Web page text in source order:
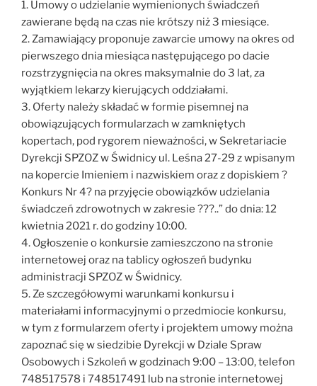
1. Umowy o udzielanie wymienionych świadczeń
zawierane będą na czas nie krótszy niż 3 miesiące.
2. Zamawiający proponuje zawarcie umowy na okres od
pierwszego dnia miesiąca następującego po dacie
rozstrzygnięcia na okres maksymalnie do 3 lat, za
wyjątkiem lekarzy kierujących oddziałami.
3. Oferty należy składać w formie pisemnej na
obowiązujących formularzach w zamkniętych
kopertach, pod rygorem nieważności, w Sekretariacie
Dyrekcji SPZOZ w Świdnicy ul. Leśna 27-29 z wpisanym
na kopercie Imieniem i nazwiskiem oraz z dopiskiem ?
Konkurs Nr 4? na przyjęcie obowiązków udzielania
świadczeń zdrowotnych w zakresie ???..” do dnia: 12
kwietnia 2021 r. do godziny 10:00.
4. Ogłoszenie o konkursie zamieszczono na stronie
internetowej oraz na tablicy ogłoszeń budynku
administracji SPZOZ w Świdnicy.
5. Ze szczegółowymi warunkami konkursu i
materiałami informacyjnymi o przedmiocie konkursu,
w tym z formularzem oferty i projektem umowy można
zapoznać się w siedzibie Dyrekcji w Dziale Spraw
Osobowych i Szkoleń w godzinach 9:00 – 13:00, telefon
748517578 i 748517491 lub na stronie internetowej